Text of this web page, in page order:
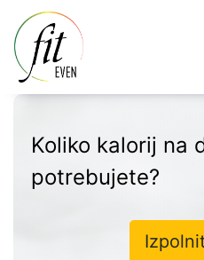
Koliko kalorij na
potrebujete?